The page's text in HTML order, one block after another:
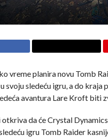
vreme planira novu Tomb
svoju sledeću igru, a do
avantura Lare Kroft biti
da će Crystal
igru Tomb Raider